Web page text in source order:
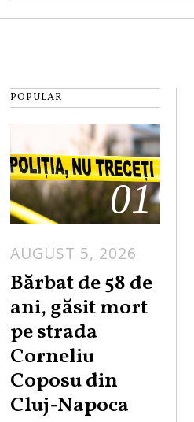
POPULAR
01
AUGUST 5, 2026
Bărbat de 58 de
ani, găsit mort
pe strada
Corneliu
Coposu din
Cluj-Napoca